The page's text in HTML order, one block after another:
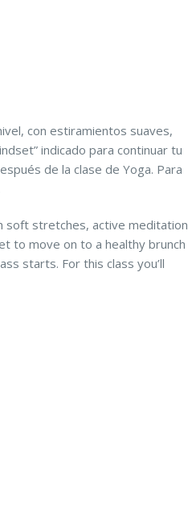
con estiramientos suaves,
indicado para continuar tu
de la clase de Yoga. Para
soft stretches, active meditation
to move on to a healthy brunch
starts. For this class you’ll